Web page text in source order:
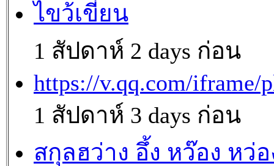
ไขว้เขี่ยน
1 สัปดาห์ 2 days ก่อน
https://v.qq.com/iframe/
1 สัปดาห์ 3 days ก่อน
สกุลฮว่าง อึ้ง หว๊อง หว่อ